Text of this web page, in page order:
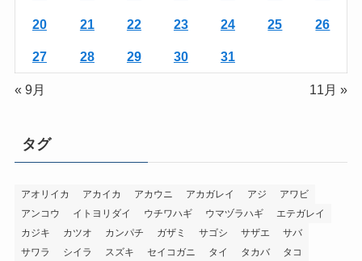
20 21 22 23 24 25 26
27 28 29 30 31
« 9月 11月 »
タグ
アオリイカ アカイカ アカウニ アカガレイ アジ
アワビ
アンコウ
イトヨリダイ ウチワハギ ウマヅラハギ
エテガレイ
カジキ
カツオ カンパチ ガザミ サゴシ サザエ
サバ
サワラ
シイラ スズキ セイコガニ タイ タカバ タコ